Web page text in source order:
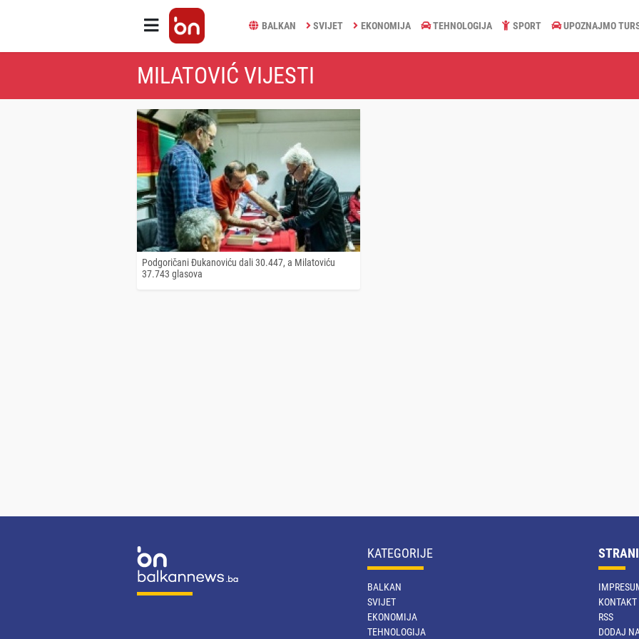
BALKAN SVIJET EKONOMIJA TEHNOLOGIJA SPORT UPOZNAJMO
MILATOVIĆ VIJESTI
Podgoričani Đukanoviću dali 30.447, a Milatoviću
37.743 glasova
KATEGORIJE
BALKAN
SVIJET
EKONOMIJA
TEHNOLOGIJA
KONTAKT
RSS
DODAJ